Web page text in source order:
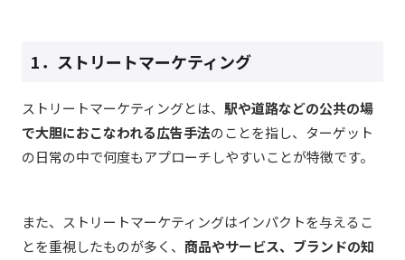
1．ストリートマーケティング
ストリートマーケティングとは、 駅や道路などの公共の場
で大胆におこなわれる広告手法のことを指し、ターゲット
の日常の中で何度もアプローチしやすいことが特徴です。
また、ストリートマーケティングはインパクトを与えるこ
とを重視したものが多く、 商品やサービス、ブランドの知